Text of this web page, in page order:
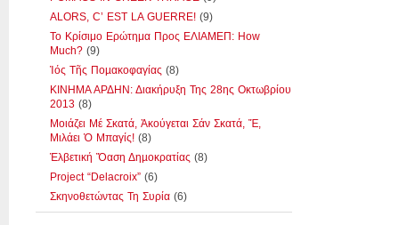
ALORS, C’ EST LA GUERRE! (9)
Το Κρίσιμο Ερώτημα Προς ΕΛΙΑΜΕΠ: How
Much? (9)
Ἰός Τῆς Ποµακοφαγίας (8)
ΚΙΝΗΜΑ ΑΡΔΗΝ: Διακήρυξη Της 28ης Οκτωβρίου
2013 (8)
Μοιάζει Μέ Σκατά, Ἀκούγεται Σάν Σκατά, Ἔ,
Μιλάει Ὁ Μπαγίς! (8)
Ἑλβετική Ὄαση Δηµοκρατίας (8)
Project “Delacroix” (6)
Σκηνοθετώντας Τη Συρία (6)